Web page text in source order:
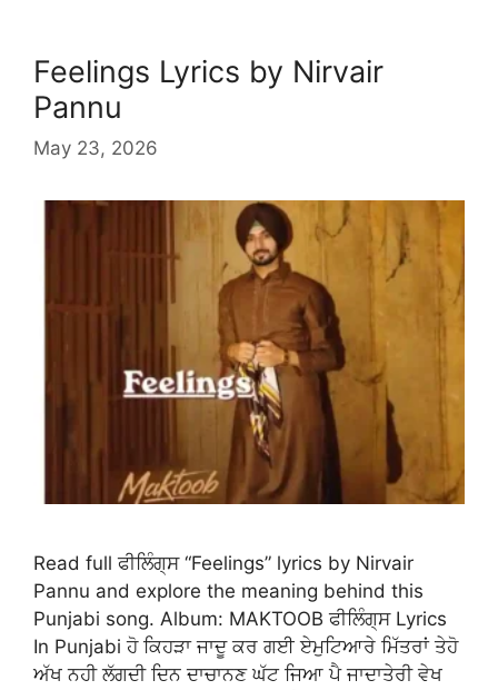
Feelings Lyrics by Nirvair
Pannu
May 23, 2026
Read full ਫੀਲਿੰਗ੍ਸ “Feelings” lyrics by Nirvair
Pannu and explore the meaning behind this
Punjabi song. Album: MAKTOOB ਫੀਲਿੰਗ੍ਸ Lyrics
In Punjabi ਹੋ ਕਿਹੜਾ ਜਾਦੂ ਕਰ ਗਈ ਏਮੁਟਿਆਰੇ ਮਿੱਤਰਾਂ ਤੇਹੋ
ਅੱਖ ਨਹੀ ਲੱਗਦੀ ਦਿਨ ਦਾਚਾਨਣ ਘੱਟ ਜਿਆ ਪੈ ਜਾਦਾਤੇਰੀ ਵੇਖ